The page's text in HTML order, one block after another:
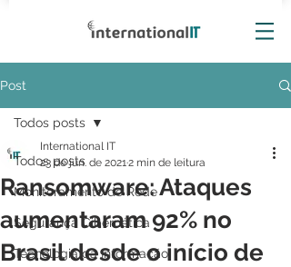
Post
Todos posts
Monitoramento de Rede
Segurança Cibernética
Tecnologia da Informação
Todos posts
Ransomware: Ataques
aumentaram 92% no
Brasil desde o início de
International IT
23 de jun. de 20212 min de leitura